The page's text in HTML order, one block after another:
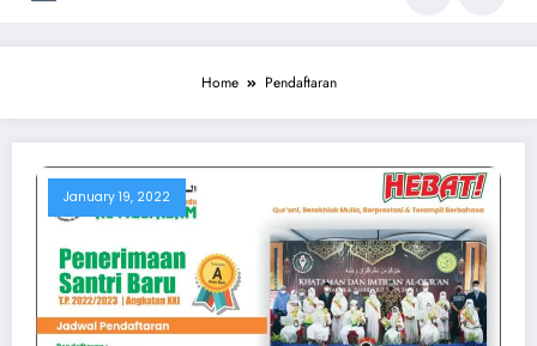
Home Pendaftaran
January 19, 2022